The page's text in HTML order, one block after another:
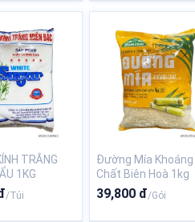
TRẮNG
1KG
/Túi
Đường Mía Khoáng
Chất Biên Hoà 1kg
39,800 đ/Gói